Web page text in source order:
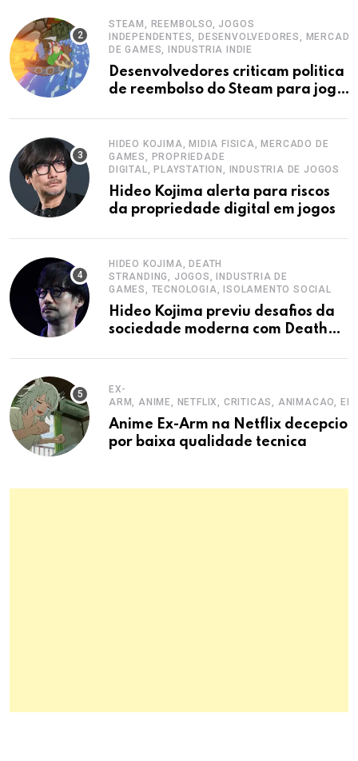
STEAM, REEMBOLSO, JOGOS
INDEPENDENTES, DESENVOLVEDORES, MERCADO
DE GAMES, INDUSTRIA INDIE
Desenvolvedores criticam politica
de reembolso do Steam para jogos
HIDEO KOJIMA, MIDIA FISICA, MERCADO DE
GAMES, PROPRIEDADE
DIGITAL, PLAYSTATION, INDUSTRIA DE JOGOS
Hideo Kojima alerta para riscos
da propriedade digital em jogos
HIDEO KOJIMA, DEATH
STRANDING, JOGOS, INDUSTRIA DE
GAMES, TECNOLOGIA, ISOLAMENTO SOCIAL
Hideo Kojima previu desafios da
sociedade moderna com Death
EX-
ARM, ANIME, NETFLIX, CRITICAS, ANIMACAO,
Anime Ex-Arm na Netflix
por baixa qualidade tecnica